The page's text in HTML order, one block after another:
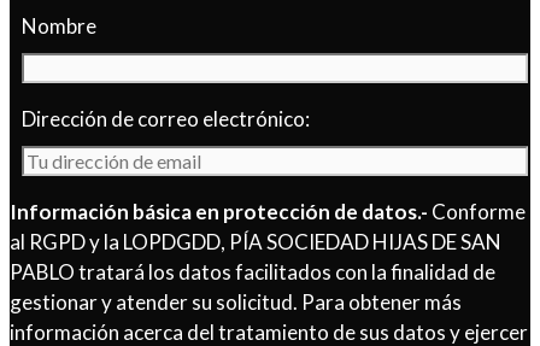
Nombre
Dirección de correo electrónico:
Información básica en protección de datos.- Conforme
al RGPD y la LOPDGDD, PÍA SOCIEDAD HIJAS DE SAN
PABLO tratará los datos facilitados con la finalidad de
gestionar y atender su solicitud. Para obtener más
información acerca del tratamiento de sus datos y ejercer